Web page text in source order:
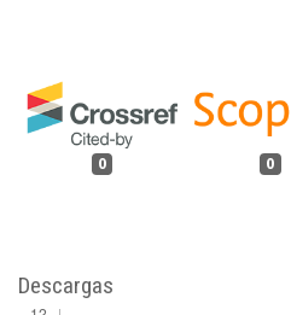
0 0
Descargas